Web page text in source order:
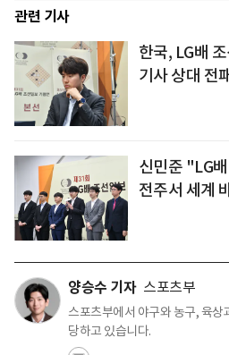
관련 기사
한국, LG배
기사 상대 전패
신민준 "LG
전주서 세계
양승수 기자 스포츠부
스포츠부에서 야구와 농구, 육상
당하고 있습니다.